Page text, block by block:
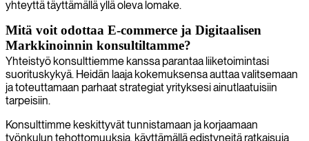
yhteyttä täyttämällä yllä oleva lomake.
Mitä voit odottaa E-commerce ja Digitaalisen
Markkinoinnin konsultiltamme?
Yhteistyö konsulttiemme kanssa parantaa liiketoimintasi
suorituskykyä. Heidän laaja kokemuksensa auttaa valitsemaan
ja toteuttamaan parhaat strategiat yrityksesi ainutlaatuisiin
tarpeisiin.
Konsulttimme keskittyvät tunnistamaan ja korjaamaan
työnkulun tehottomuuksia, käyttämällä edistyneitä ratkaisuja